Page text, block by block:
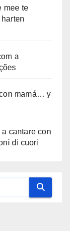
mee te
a
mamá… y
cantare con
di cuori